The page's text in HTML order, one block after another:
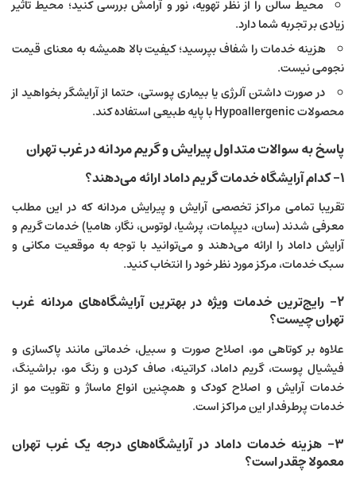
محیط سالن را از نظر تهویه، نور و آرامش بررسی کنید؛ محیط تاثیر
زیادی بر تجربه شما دارد.
هزینه خدمات را شفاف بپرسید؛ کیفیت بالا همیشه به معنای قیمت
نجومی نیست.
در صورت داشتن آلرژی یا بیماری پوستی، حتما از آرایشگر بخواهید از
محصولات Hypoallergenic با پایه طبیعی استفاده کند.
پاسخ به سوالات متداول پیرایش و گریم مردانه در غرب تهران
۱- کدام آرایشگاه خدمات گریم داماد ارائه می‌دهند؟
تقریبا تمامی مراکز تخصصی آرایش و پیرایش مردانه که در این مطلب
معرفی شدند (سان، دیپلمات، پرشیا، لوتوس، نگار، هامیا) خدمات گریم و
آرایش داماد را ارائه می‌دهند و می‌توانید با توجه به موقعیت مکانی و
سبک خدمات، مرکز مورد نظر خود را انتخاب کنید.
۲- رایج‌ترین خدمات ویژه در بهترین آرایشگاه‌های مردانه غرب
تهران چیست؟
علاوه بر کوتاهی مو، اصلاح صورت و سبیل، خدماتی مانند پاکسازی و
فیشیال پوست، گریم داماد، کراتینه، صاف کردن و رنگ مو، براشینگ،
خدمات آرایش و اصلاح کودک و همچنین انواع ماساژ و تقویت مو از
خدمات پرطرفدار این مراکز است.
۳- هزینه خدمات داماد در آرایشگاه‌های درجه یک غرب تهران
معمولا چقدر است؟